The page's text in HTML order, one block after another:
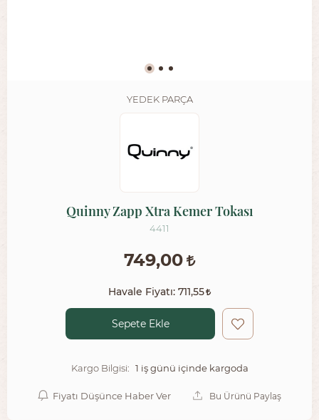
YEDEK PARÇA
Quinny Zapp Xtra Kemer Tokası
4411
749,00
Havale Fiyatı: 711,55
Sepete Ekle
Kargo Bilgisi: 1 iş günü içinde kargoda
Fiyatı Düşünce Haber Ver Bu Ürünü Paylaş